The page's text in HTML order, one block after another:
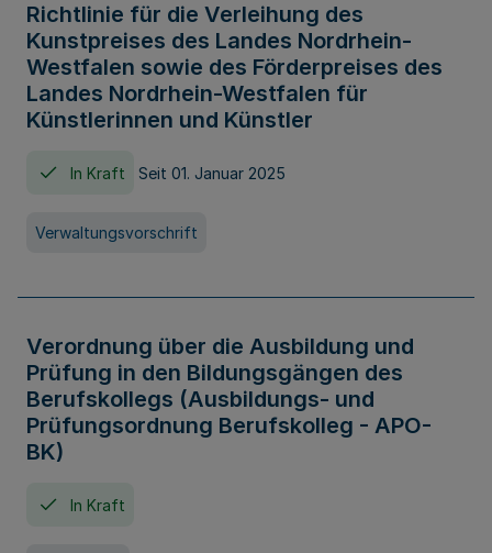
Richtlinie für die Verleihung des
Kunstpreises des Landes Nordrhein-
Westfalen sowie des Förderpreises des
Landes Nordrhein-Westfalen für
Künstlerinnen und Künstler
In Kraft Seit 01. Januar 2025
Verwaltungsvorschrift
Verordnung über die Ausbildung und
Prüfung in den Bildungsgängen des
Berufskollegs (Ausbildungs- und
Prüfungsordnung Berufskolleg - APO-
BK)
In Kraft